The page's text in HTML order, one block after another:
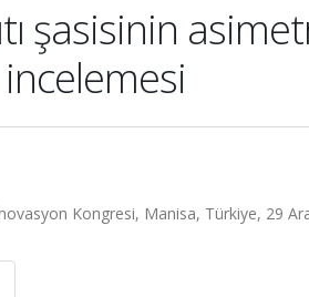
şasisinin
incelemesi
Kongresi, Manisa, Türkiye, 29